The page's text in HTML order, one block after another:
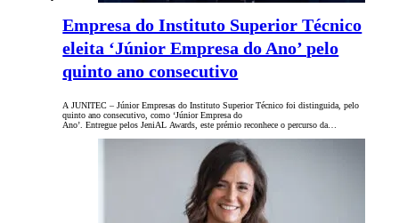
Empresa do Instituto Superior Técnico
eleita ‘Júnior Empresa do Ano’ pelo
quinto ano consecutivo
A JUNITEC – Júnior Empresas do Instituto Superior Técnico foi distinguida, pelo
quinto ano consecutivo, como ‘Júnior Empresa do
Ano’. Entregue pelos JeniAL Awards, este prémio reconhece o percurso da…